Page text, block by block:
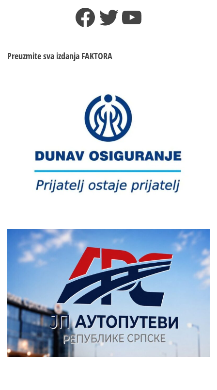
Facebook
TwitterYouTube
Preuzmite sva izdanja FAKTORA